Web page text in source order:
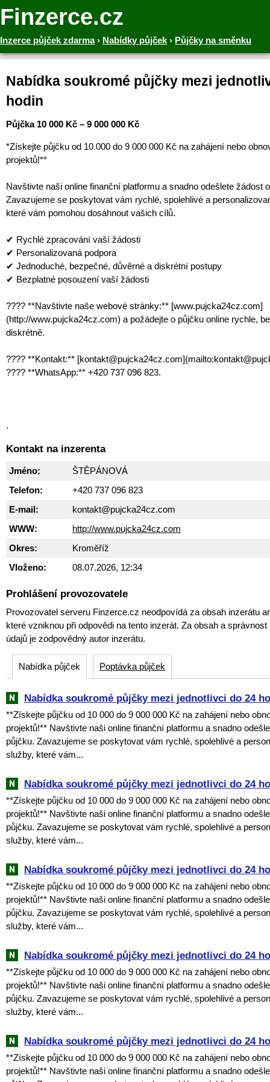
Finzerce.cz
Inzerce půjček zdarma› Nabídky půjček › Půjčky na směnku
Nabídka soukromé půjčky mezi
hodin
Půjčka 10 000 Kč – 9 000 000 Kč
*Získejte půjčku od 10 000 do 9 000 000 Kč na zahájení nebo
projektů!**
Navštivte naši online finanční platformu a snadno odešlete žádost
Zavazujeme se poskytovat vám rychlé, spolehlivé a
které vám pomohou dosáhnout vašich cílů.
✔ Rychlé zpracování vaší žádosti
✔ Personalizovaná podpora
✔ Jednoduché, bezpečné, důvěrné a diskrétní postupy
✔ Bezplatné posouzení vaší žádosti
???? **Navštivte naše webové stránky:** [www.pujcka24cz.com]
(http://www.pujcka24cz.com) a požádejte o půjčku online rychle,
diskrétně.
???? **Kontakt:**
???? **WhatsApp:** +420 737 096 823.
.
Kontakt na inzerenta
Jméno:
ŠTĚPÁNOVÁ
Telefon:
+420 737 096 823
E-mail:
kontakt@pujcka24cz.com
WWW:
http://www.pujcka24cz.com
Okres:
Kroměříž
Vloženo:
08.07.2026, 12:34
Prohlášení provozovatele
Provozovatel serveru Finzerce.cz neodpovídá za obsah inzerátu
které vzniknou při odpovědi na tento inzerát. Za obsah a
údajů je zodpovědný autor inzerátu.
Nabídka půjček Poptávka půjček
Nabídka soukromé půjčky mezi jednotlivci do 24
**Získejte půjčku od 10 000 do 9 000 000 Kč na zahájení nebo
projektů!** Navštivte naši online finanční platformu a snadno
půjčku. Zavazujeme se poskytovat vám rychlé, spolehlivé a
služby, které vám...
Nabídka soukromé půjčky mezi jednotlivci do 24
**Získejte půjčku od 10 000 do 9 000 000 Kč na zahájení nebo
projektů!** Navštivte naši online finanční platformu a snadno
půjčku. Zavazujeme se poskytovat vám rychlé, spolehlivé a
služby, které vám...
Nabídka soukromé půjčky mezi jednotlivci do 24
**Získejte půjčku od 10 000 do 9 000 000 Kč na zahájení nebo
projektů!** Navštivte naši online finanční platformu a snadno
půjčku. Zavazujeme se poskytovat vám rychlé, spolehlivé a
služby, které vám...
Nabídka soukromé půjčky mezi jednotlivci do 24
**Získejte půjčku od 10 000 do 9 000 000 Kč na zahájení nebo
projektů!** Navštivte naši online finanční platformu a snadno
půjčku. Zavazujeme se poskytovat vám rychlé, spolehlivé a
služby, které vám...
Nabídka soukromé půjčky mezi jednotlivci do 24
**Získejte půjčku od 10 000 do 9 000 000 Kč na zahájení nebo
projektů!** Navštivte naši online finanční platformu a snadno